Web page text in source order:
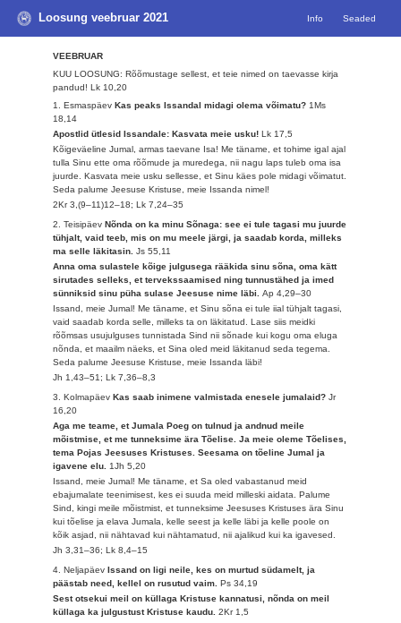
Loosung veebruar 2021 Info Seaded
VEEBRUAR
KUU LOOSUNG: Rõõmustage sellest, et teie nimed on taevasse kirja
pandud!Lk 10,20
1. EsmaspäevKas peaks Issandal midagi olema võimatu? 1Ms
18,14
Apostlid ütlesid Issandale: Kasvata meie usku!Lk 17,5
Kõigeväeline Jumal, armas taevane Isa! Me täname, et tohime igal ajal
tulla Sinu ette oma rõõmude ja muredega, nii nagu laps tuleb oma isa
juurde. Kasvata meie usku sellesse, et Sinu käes pole midagi võimatut.
Seda palume Jeesuse Kristuse, meie Issanda nimel!
2Kr 3,(9–11)12–18; Lk 7,24–35
2. TeisipäevNõnda on ka minu Sõnaga: see ei tule tagasi mu juurde
tühjalt, vaid teeb, mis on mu meele järgi, ja saadab korda, milleks
ma selle läkitasin.Js 55,11
Anna oma sulastele kõige julgusega rääkida sinu sõna, oma kätt
sirutades selleks, et tervekssaamised ning tunnustähed ja imed
sünniksid sinu püha sulase Jeesuse nime läbi.Ap 4,29–30
Issand, meie Jumal! Me täname, et Sinu sõna ei tule iial tühjalt tagasi,
vaid saadab korda selle, milleks ta on läkitatud. Lase siis meidki
rõõmsas usujulguses tunnistada Sind nii sõnade kui kogu oma eluga
nõnda, et maailm näeks, et Sina oled meid läkitanud seda tegema.
Seda palume Jeesuse Kristuse, meie Issanda läbi!
Jh 1,43–51; Lk 7,36–8,3
3. KolmapäevKas saab inimene valmistada enesele jumalaid?Jr
16,20
Aga me teame, et Jumala Poeg on tulnud ja andnud meile
mõistmise, et me tunneksime ära Tõelise. Ja meie oleme Tõelises,
tema Pojas Jeesuses Kristuses. Seesama on tõeline Jumal ja
igavene elu. 1Jh 5,20
Issand, meie Jumal! Me täname, et Sa oled vabastanud meid
ebajumalate teenimisest, kes ei suuda meid milleski aidata. Palume
Sind, kingi meile mõistmist, et tunneksime Jeesuses Kristuses ära Sinu
kui tõelise ja elava Jumala, kelle seest ja kelle läbi ja kelle poole on
kõik asjad, nii nähtavad kui nähtamatud, nii ajalikud kui ka igavesed.
Jh 3,31–36; Lk 8,4–15
4. NeljapäevIssand on ligi neile, kes on murtud südamelt, ja
päästab need, kellel on rusutud vaim.Ps 34,19
Sest otsekui meil on küllaga Kristuse kannatusi, nõnda on meil
küllaga ka julgustust Kristuse kaudu.2Kr 1,5